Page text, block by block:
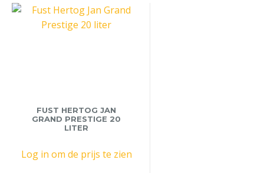
FUST HERTOG JAN
GRAND PRESTIGE 20
LITER
Log in om de prijs te zien